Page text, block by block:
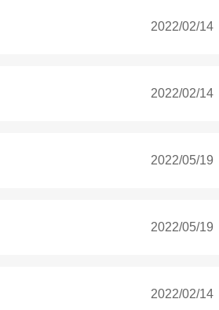
2022/02/14
2022/02/14
2022/05/19
2022/05/19
2022/02/14